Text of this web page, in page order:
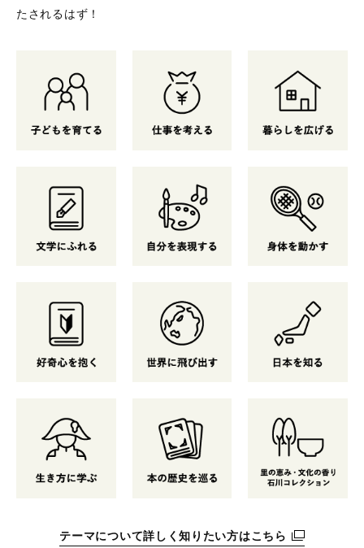
たされるはず！
テーマについて詳しく知りたい方はこちら